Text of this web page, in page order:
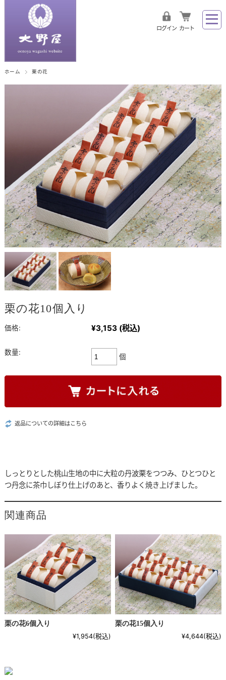
ログイン カート
ホーム 栗の花
栗の花10個入り
価格: ¥3,153 (税込)
数量:
個
返品についての詳細はこちら
しっとりとした桃山生地の中に大粒の丹波栗をつつみ、ひとつひと
つ丹念に茶巾しぼり仕上げのあと、香りよく焼き上げました。
関連商品
栗の花6個入り
¥1,954(税込)
栗の花15個入り
¥4,644(税込)